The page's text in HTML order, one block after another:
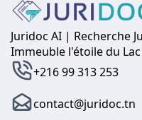
Juridoc AI | Recherche
Immeuble l'étoile du Lac
+216 99 313 253
contact@juridoc.tn